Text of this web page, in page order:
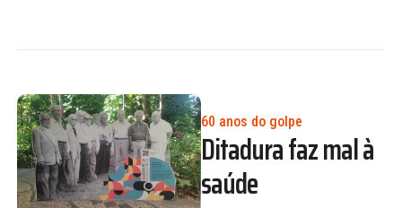
60 anos do golpe
Ditadura faz mal à
saúde